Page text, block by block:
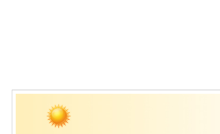
Содержимое
подвала